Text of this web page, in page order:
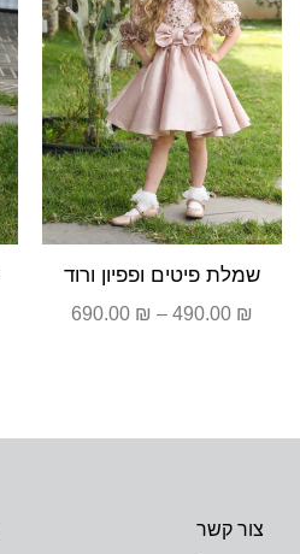
שמלת פיטים ופפיון ורוד
490.00 ₪
–
690.00 ₪
צור קשר